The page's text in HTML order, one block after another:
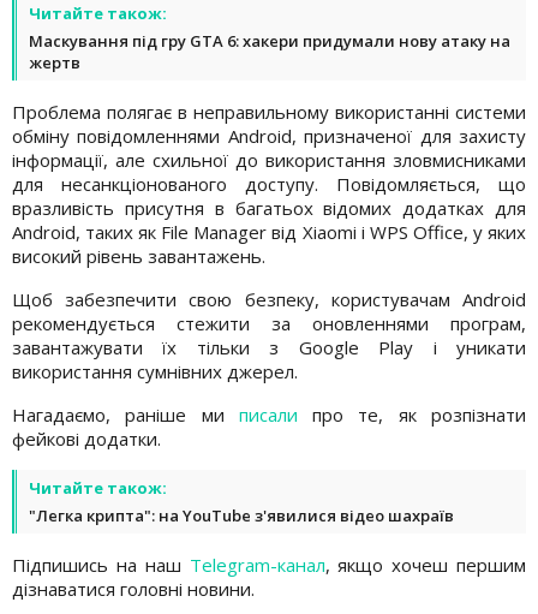
Читайте також:
Маскування під гру GTA 6: хакери придумали нову атаку на
жертв
Проблема полягає в неправильному використанні системи
обміну повідомленнями Android, призначеної для захисту
інформації, але схильної до використання зловмисниками
для несанкціонованого доступу. Повідомляється, що
вразливість присутня в багатьох відомих додатках для
Android, таких як File Manager від Xiaomi і WPS Office, у яких
високий рівень завантажень.
Щоб забезпечити свою безпеку, користувачам Android
рекомендується стежити за оновленнями програм,
завантажувати їх тільки з Google Play і уникати
використання сумнівних джерел.
Нагадаємо, раніше ми писали про те, як розпізнати
фейкові додатки.
Читайте також:
"Легка крипта": на YouTube з'явилися відео шахраїв
Підпишись на наш Telegram-канал, якщо хочеш першим
дізнаватися головні новини.